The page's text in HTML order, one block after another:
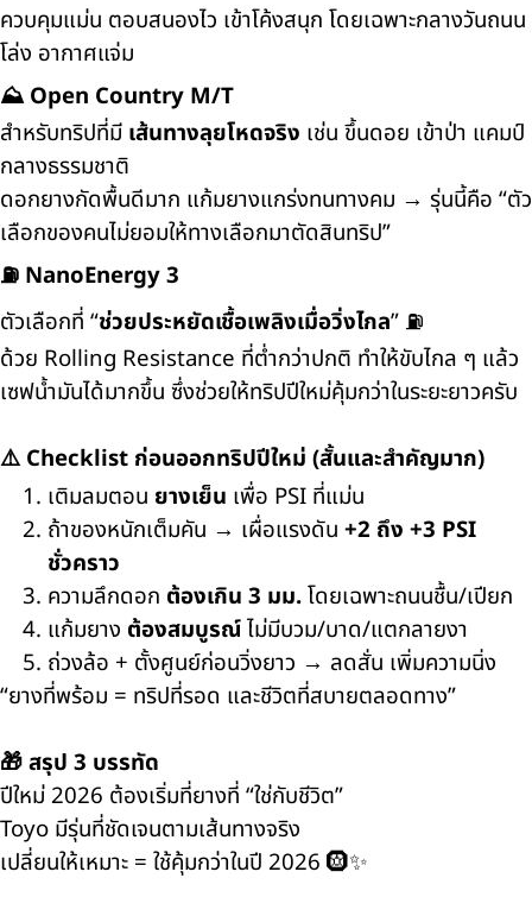
ควบคุมแม่น ตอบสนองไว เข้าโค้งสนุก โดยเฉพาะกลางวันถนน
โล่ง อากาศแจ่ม
⛰️Open Country M/T
สำหรับทริปที่มี เส้นทางลุยโหดจริง เช่น ขึ้นดอย เข้าป่า แคมป์
กลางธรรมชาติ
ดอกยางกัดพื้นดีมาก แก้มยางแกร่งทนทางคม → รุ่นนี้คือ “ตัว
เลือกของคนไม่ยอมให้ทางเลือกมาตัดสินทริป”
⛽ NanoEnergy 3
ตัวเลือกที่ “ช่วยประหยัดเชื้อเพลิงเมื่อวิ่งไกล” ⛽
ด้วย Rolling Resistance ที่ต่ำกว่าปกติ ทำให้ขับไกล ๆ แล้ว
เซฟน้ำมันได้มากขึ้น ซึ่งช่วยให้ทริปปีใหม่คุ้มกว่าในระยะยาวครับ
⚠️ Checklist ก่อนออกทริปปีใหม่ (สั้นและสำคัญมาก)
เติมลมตอน ยางเย็น เพื่อ PSI ที่แม่น
ถ้าของหนักเต็มคัน → เผื่อแรงดัน +2 ถึง +3 PSI
ชั่วคราว
ความลึกดอก ต้องเกิน 3 มม.โดยเฉพาะถนนชื้น/เปียก
แก้มยาง ต้องสมบูรณ์ไม่มีบวม/บาด/แตกลายงา
ถ่วงล้อ + ตั้งศูนย์ก่อนวิ่งยาว → ลดสั่น เพิ่มความนิ่ง
“ยางที่พร้อม = ทริปที่รอด และชีวิตที่สบายตลอดทาง”
🎁 สรุป 3 บรรทัด
ปีใหม่ 2026 ต้องเริ่มที่ยางที่ “ใช่กับชีวิต”
Toyo มีรุ่นที่ชัดเจนตามเส้นทางจริง
เปลี่ยนให้เหมาะ = ใช้คุ้มกว่าในปี 2026 🛞✨